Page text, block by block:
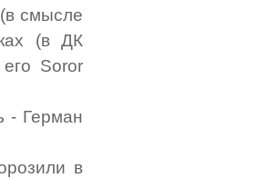
смысле
(в ДК
Soror
- Герман
в